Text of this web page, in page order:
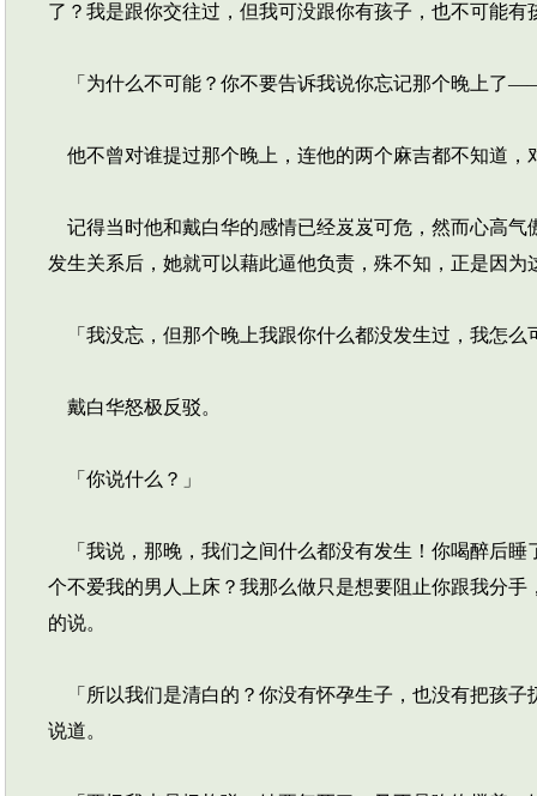
了？我是跟你交往过，但我可没跟你有孩子，也不可能有
「为什么不可能？你不要告诉我说你忘记那个晚上了
他不曾对谁提过那个晚上，连他的两个麻吉都不知道，
记得当时他和戴白华的感情已经岌岌可危，然而心高气
发生关系后，她就可以藉此逼他负责，殊不知，正是因
「我没忘，但那个晚上我跟你什么都没发生过，我怎么
戴白华怒极反驳。
「你说什么？」
「我说，那晚，我们之间什么都没有发生！你喝醉后
个不爱我的男人上床？我那么做只是想要阻止你跟我分
的说。
「所以我们是清白的？你没有怀孕生子，也没有把孩
说道。